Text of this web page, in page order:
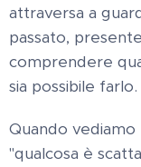
attraversa a
passato,
comprendere
sia possibile farlo.
Quando
"qualcosa è